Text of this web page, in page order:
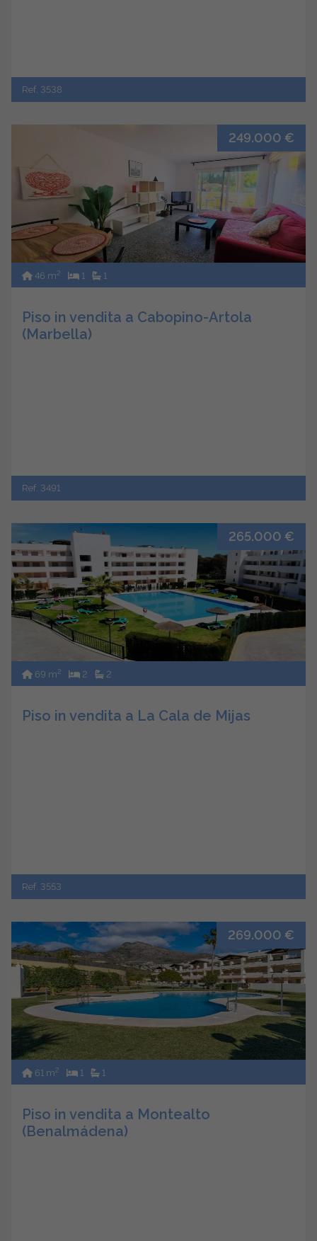
Ref. 3538
249.000 €
46 m2 1 1
Piso in vendita a Cabopino-Artola
(Marbella)
Ref. 3491
265.000 €
69 m2 2 2
Piso in vendita a La Cala de Mijas
Ref. 3553
269.000 €
61 m2 1 1
Piso in vendita a Montealto
(Benalmádena)